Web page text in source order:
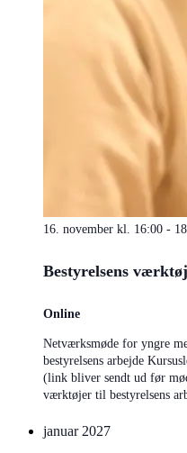
16. november kl. 16:00 -
Bestyrelsens
Online
Netværksmøde for yngre
bestyrelsens arbejde
(link bliver sendt ud før
værktøjer til bestyrelsens
januar 2027